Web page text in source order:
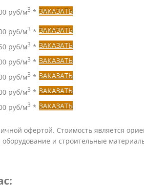
руб/м3 * ЗАКАЗАТЬ
руб/м3 * ЗАКАЗАТЬ
руб/м3 * ЗАКАЗАТЬ
руб/м3 * ЗАКАЗАТЬ
руб/м3 * ЗАКАЗАТЬ
руб/м3 * ЗАКАЗАТЬ
руб/м3 * ЗАКАЗАТЬ
офертой. Стоимость является
и строительные